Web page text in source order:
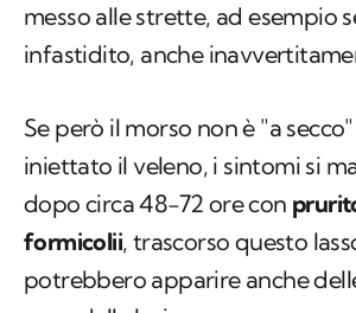
messo alle strette, ad esempio
infastidito, anche
Se però il morso non è "a
iniettato il veleno, i sintomi si
dopo circa 48-72 ore con
formicolii, trascorso questo
potrebbero apparire anche